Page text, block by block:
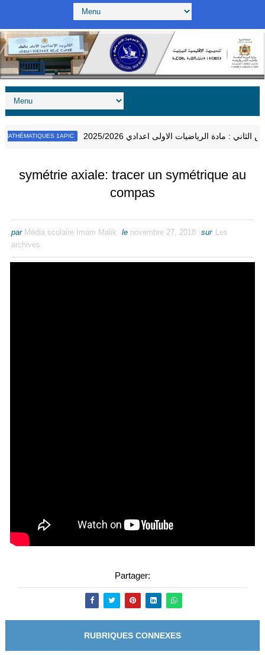
1APIC الثاني : مادة الرياضيات الاولى اعدادي 2025/2026
symétrie axiale: tracer un symétrique au
compas
par Média scolaire Imam Malik le novembre 27, 2018 sur Les
archives
Partager:
RUBRIQUES CONNEXES